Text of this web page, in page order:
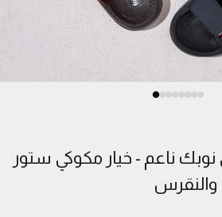
ناعم - خيار مكوكي ستور
والنقرس